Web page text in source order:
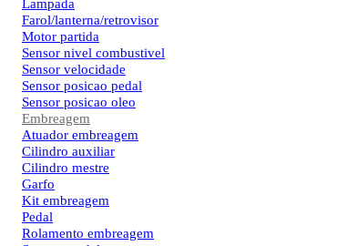
Lampada
Farol/lanterna/retrovisor
Motor partida
Sensor nivel combustivel
Sensor velocidade
Sensor posicao pedal
Sensor posicao oleo
Embreagem
Atuador embreagem
Cilindro auxiliar
Cilindro mestre
Garfo
Kit embreagem
Pedal
Rolamento embreagem